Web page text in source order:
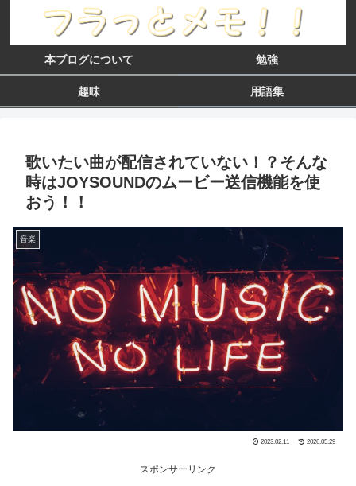
本ブログについて 勉強
趣味 用語集
歌いたい曲が配信されていない！？そんな
時はJOYSOUNDのムービー送信機能を使
おう！！
音楽
2023.02.11 2026.05.29
スポンサーリンク